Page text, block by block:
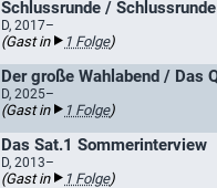
D, 2017–
(Gast in 1 Folge)
D, 2025–
(Gast in 1 Folge)
Das Sat.1 Sommerinterview
D, 2013–
(Gast in 1 Folge)